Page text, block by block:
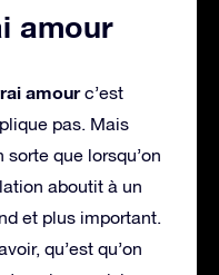
amour
amourc’est
pas. Mais
que lorsqu’on
aboutit à un
et plus important.
qu’est qu’on